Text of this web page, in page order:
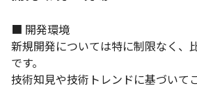
■ 開発環境
新規開発については特に制限なく、
です。
技術知見や技術トレンドに基づいて